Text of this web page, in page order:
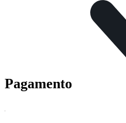
Pagamento